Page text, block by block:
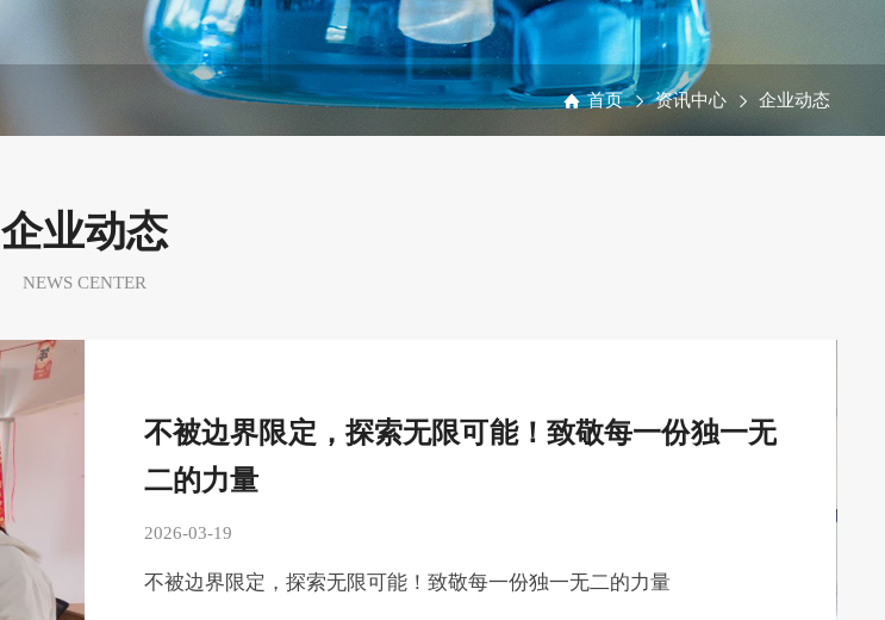
首页 资讯中心 企业动态
企业动态
NEWS CENTER
不被边界限定，探索无限可能！致敬每一份独一无
二的力量
2026-03-19
不被边界限定，探索无限可能！致敬每一份独一无二的力量